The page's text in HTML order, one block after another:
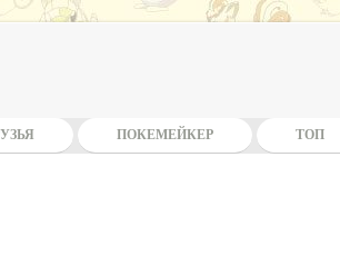
ПОКЕМЕЙКЕР ТОП